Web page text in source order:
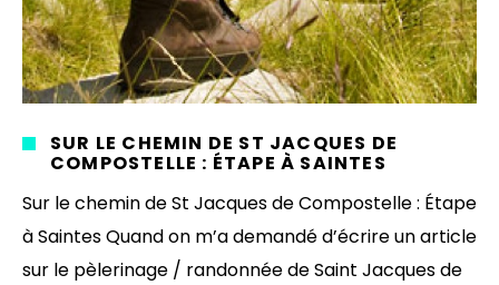
SUR LE CHEMIN DE ST JACQUES DE
COMPOSTELLE : ÉTAPE À SAINTES
Sur le chemin de St Jacques de Compostelle : Étape
à Saintes Quand on m’a demandé d’écrire un article
sur le pèlerinage / randonnée de Saint Jacques de